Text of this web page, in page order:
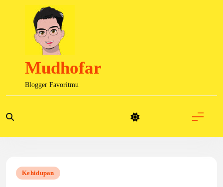
Mudhofar
Blogger Favoritmu
Kehidupan